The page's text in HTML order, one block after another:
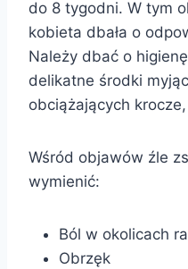
do 8 tygodni. W tym
kobieta dbała o
Należy dbać o
delikatne środki
obciążających
Wśród objawów źle
wymienić:
Ból w okolicach
Obrzęk